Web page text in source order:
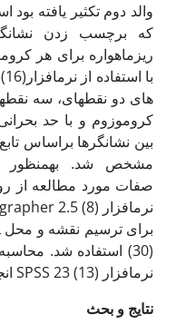
والد دوم تکثیر یافته
که برچسب زدن
ریزماهواره برای هر
های دو نقطه­ای، سه
صفات مورد مطالعه از
(30) استفاده شد.
نرم­افزار SPSS 23 (13) انجام شد.
نتایج و بحث